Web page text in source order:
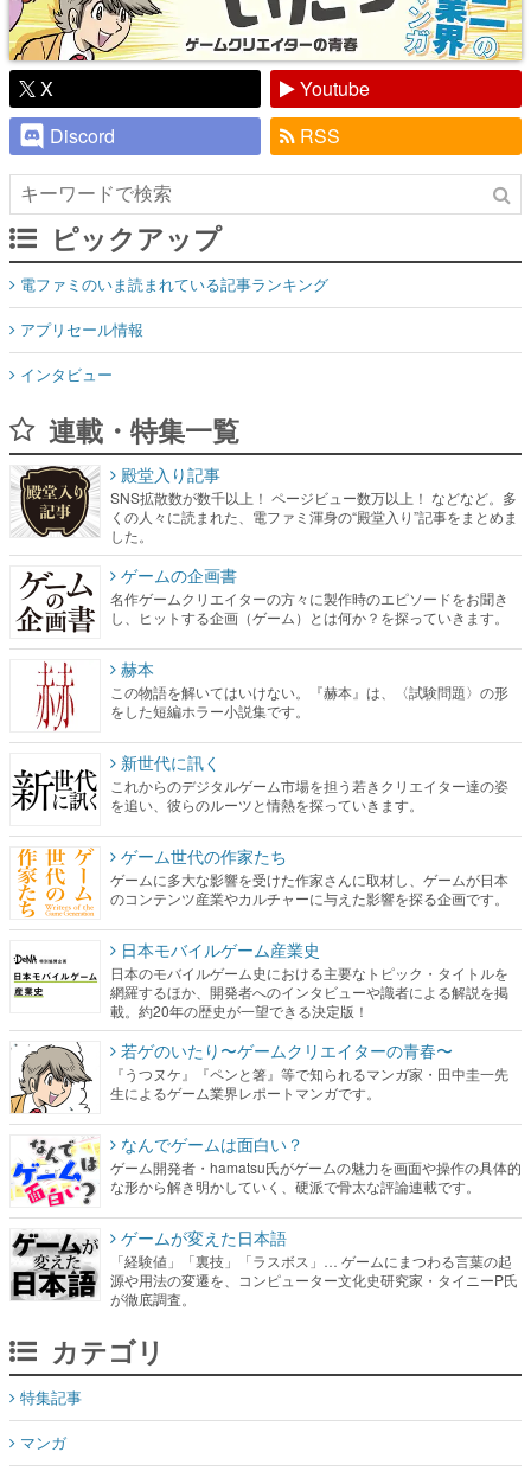
X
Youtube
Discord
RSS
ピックアップ
電ファミのいま読まれている記事ランキング
アプリセール情報
インタビュー
連載・特集一覧
殿堂入り記事
SNS拡散数が数千以上！ ページビュー数万以上！ などなど。多
くの人々に読まれた、電ファミ渾身の“殿堂入り”記事をまとめま
した。
ゲームの企画書
名作ゲームクリエイターの方々に製作時のエピソードをお聞き
し、ヒットする企画（ゲーム）とは何か？を探っていきます。
赫本
この物語を解いてはいけない。『赫本』は、〈試験問題〉の形
をした短編ホラー小説集です。
新世代に訊く
これからのデジタルゲーム市場を担う若きクリエイター達の姿
を追い、彼らのルーツと情熱を探っていきます。
ゲーム世代の作家たち
ゲームに多大な影響を受けた作家さんに取材し、ゲームが日本
のコンテンツ産業やカルチャーに与えた影響を探る企画です。
日本モバイルゲーム産業史
日本のモバイルゲーム史における主要なトピック・タイトルを
網羅するほか、開発者へのインタビューや識者による解説を掲
載。約20年の歴史が一望できる決定版！
若ゲのいたり〜ゲームクリエイターの青春〜
『うつヌケ』『ペンと箸』等で知られるマンガ家・田中圭一先
生によるゲーム業界レポートマンガです。
なんでゲームは面白い？
ゲーム開発者・hamatsu氏がゲームの魅力を画面や操作の具体的
な形から解き明かしていく、硬派で骨太な評論連載です。
ゲームが変えた日本語
「経験値」「裏技」「ラスボス」… ゲームにまつわる言葉の起
源や用法の変遷を、コンピューター文化史研究家・タイニーP氏
が徹底調査。
カテゴリ
特集記事
マンガ